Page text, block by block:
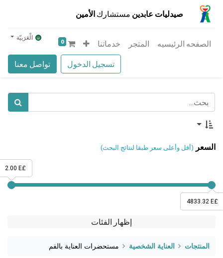
صيدليات عابدين مستشارك الأمين
تسجيل الدخول تواصل معنا
الصفحه الرئيسيه المتجر خدماتنا 0 الْعَرَبيّة
إظهار الفئات
السعر (أقل وأعلى سعر طبقا لنتائج البحث)
4833.32 E£
2.00 E£
المنتجات العناية الشخصية مستحضرات العناية بالفم